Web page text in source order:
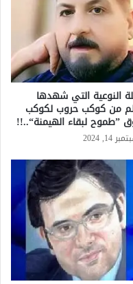
النوعية التي شهدها
من كوكب حروب لكوكب
”طموح لبقاء الهيمنة“..!!
14, 2024